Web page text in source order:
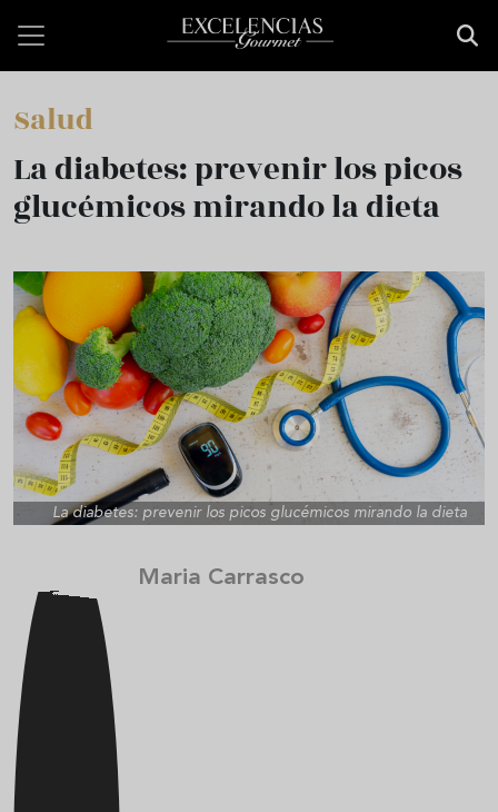
Salud
La diabetes: prevenir los picos
glucémicos mirando la dieta
La diabetes: prevenir los picos glucémicos mirando la dieta
Maria Carrasco